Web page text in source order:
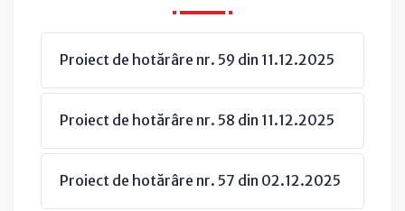
Proiect de hotărâre nr. 59 din 11.12.2025
Proiect de hotărâre nr. 58 din 11.12.2025
Proiect de hotărâre nr. 57 din 02.12.2025